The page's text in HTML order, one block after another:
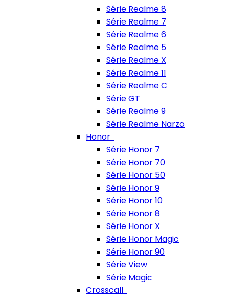
Série Realme 8
Série Realme 7
Série Realme 6
Série Realme 5
Série Realme X
Série Realme 11
Série Realme C
Série GT
Série Realme 9
Série Realme Narzo
Honor
Série Honor 7
Série Honor 70
Série Honor 50
Série Honor 9
Série Honor 10
Série Honor 8
Série Honor X
Série Honor Magic
Série Honor 90
Série View
Série Magic
Crosscall